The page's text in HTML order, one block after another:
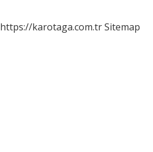
https://karotaga.com.trSitemap